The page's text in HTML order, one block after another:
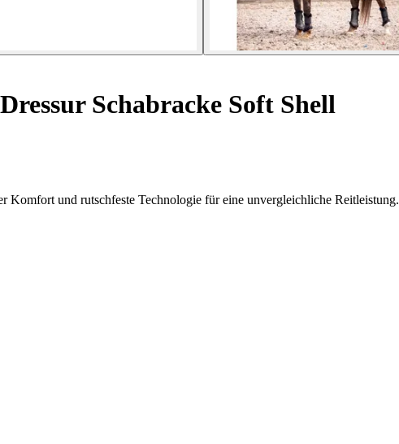
Schabracke Soft Shell
Komfort und rutschfeste Technologie für eine unvergleichliche Reitleistung.